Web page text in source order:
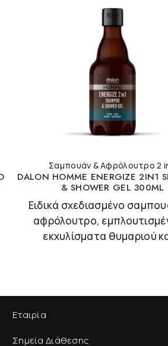
Σαμπουάν & Αφρόλουτρο 2
DALON HOMME ENERGIZE 2IN1
& SHOWER GEL 300ML
Ειδικά σχεδιασμένο
αφρόλουτρο,
εκχυλίσματα θυμαριού
Εταιρία
Σημεία Διάθεσης